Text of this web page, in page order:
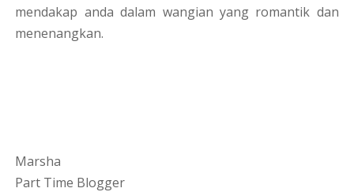
mendakap anda dalam wangian yang romantik dan
menenangkan.
Marsha
Part Time Blogger